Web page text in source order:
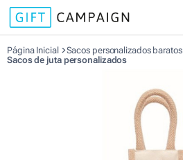
Página Inicial
Sacos personalizados baratos
Sacos de juta personalizados